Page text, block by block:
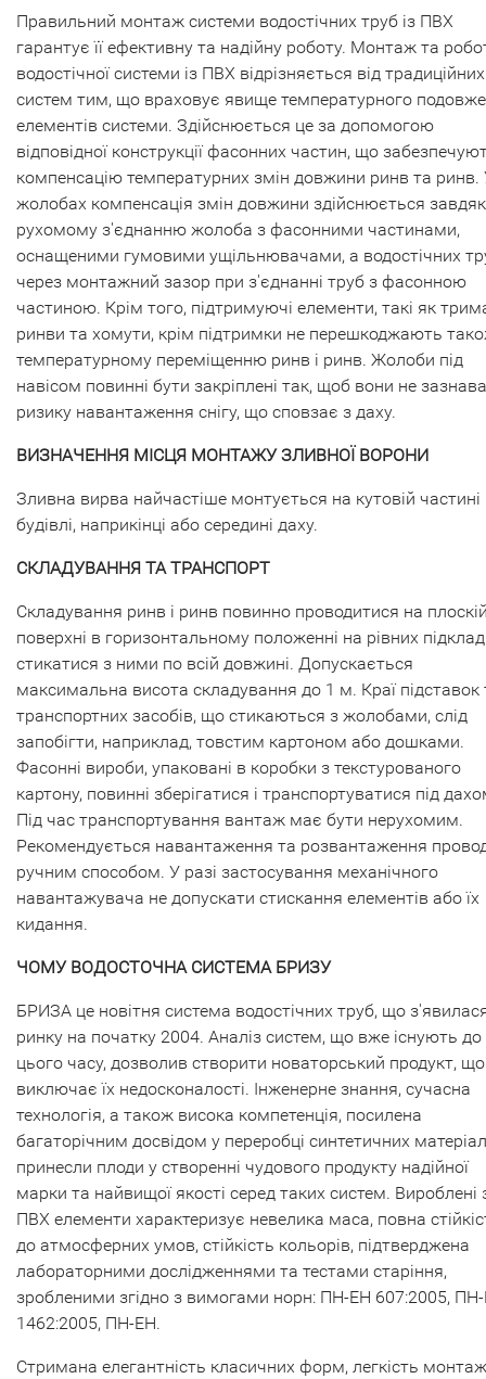
Правильний монтаж системи водостічних труб із ПВХ
гарантує її ефективну та надійну роботу. Монтаж та
водостічної системи із ПВХ відрізняється від традиційних
систем тим, що враховує явище температурного
елементів системи. Здійснюється це за допомогою
відповідної конструкції фасонних частин, що
компенсацію температурних змін довжини ринв та ринв.
жолобах компенсація змін довжини здійснюється
рухомому з'єднанню жолоба з фасонними частинами,
оснащеними гумовими ущільнювачами, а водостічних
через монтажний зазор при з'єднанні труб з фасонною
частиною. Крім того, підтримуючі елементи, такі як
ринви та хомути, крім підтримки не перешкоджають
температурному переміщенню ринв і ринв. Жолоби під
навісом повинні бути закріплені так, щоб вони не
ризику навантаження снігу, що сповзає з даху.
ВИЗНАЧЕННЯ МІСЦЯ МОНТАЖУ ЗЛИВНОЇ ВОРОНИ
Зливна вирва найчастіше монтується на кутовій частині
будівлі, наприкінці або середині даху.
СКЛАДУВАННЯ ТА ТРАНСПОРТ
Складування ринв і ринв повинно проводитися на
поверхні в горизонтальному положенні на рівних
стикатися з ними по всій довжині. Допускається
максимальна висота складування до 1 м. Краї підставок
транспортних засобів, що стикаються з жолобами, слід
запобігти, наприклад, товстим картоном або дошками.
Фасонні вироби, упаковані в коробки з текстурованого
картону, повинні зберігатися і транспортуватися під
Під час транспортування вантаж має бути нерухомим.
Рекомендується навантаження та розвантаження
ручним способом. У разі застосування механічного
навантажувача не допускати стискання елементів або їх
кидання.
ЧОМУ ВОДОСТОЧНА СИСТЕМА БРИЗУ
БРИЗА це новітня система водостічних труб, що
ринку на початку 2004. Аналіз систем, що вже існують до
цього часу, дозволив створити новаторський продукт, що
виключає їх недосконалості. Інженерне знання, сучасна
технологія, а також висока компетенція, посилена
багаторічним досвідом у переробці синтетичних
принесли плоди у створенні чудового продукту надійної
марки та найвищої якості серед таких систем. Вироблені
ПВХ елементи характеризує невелика маса, повна
до атмосферних умов, стійкість кольорів, підтверджена
лабораторними дослідженнями та тестами старіння,
зробленими згідно з вимогами норн: ПН-ЕН 607:2005,
1462:2005, ПН-ЕН.
Стримана елегантність класичних форм, легкість